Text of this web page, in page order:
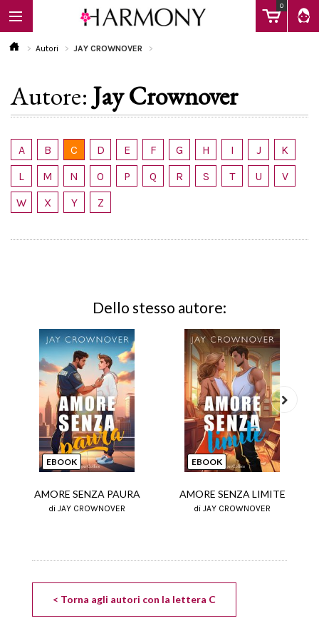
0
EBOOK
LIBRI
Calendario
Autori JAY CROWNOVER
Autore: Jay Crownover
A B C D E F G H I J
K
L
M N O P Q R S T U
V
W
X Y Z
Dello stesso autore:
EBOOK
AMORE SENZA PAURA
di JAY CROWNOVER
EBOOK
AMORE SENZA LIMITE
di JAY CROWNOVER
Next
< Torna agli autori con la lettera C